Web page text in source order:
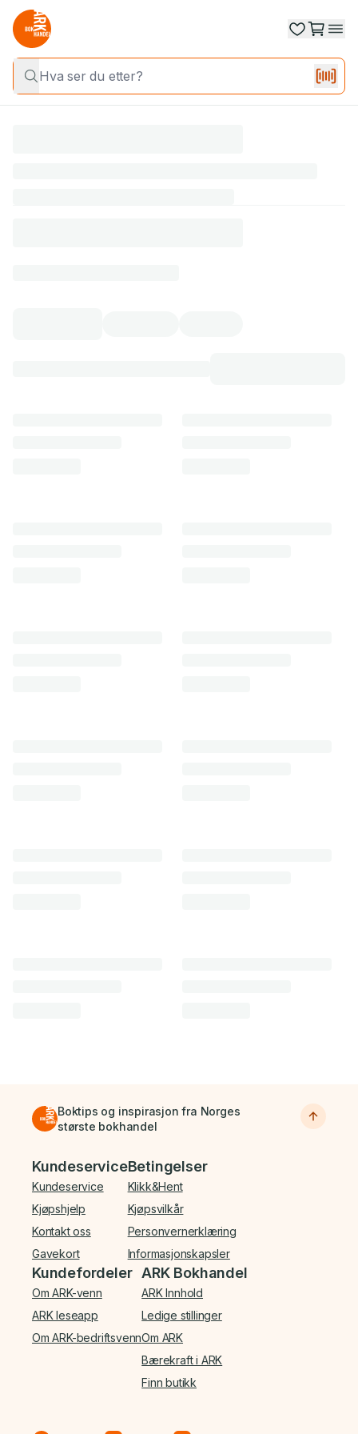
Boktips og inspirasjon fra Norges
største bokhandel
Bunnmeny
Kundeservice
Kundeservice
Kjøpshjelp
Kontakt oss
Gavekort
Betingelser
Klikk&Hent
Kjøpsvilkår
Personvernerklæring
Informasjonskapsler
Kundefordeler
Om ARK-venn
ARK leseapp
Om ARK-bedriftsvenn
ARK Bokhandel
ARK Innhold
Ledige stillinger
Om ARK
Bærekraft i ARK
Finn butikk